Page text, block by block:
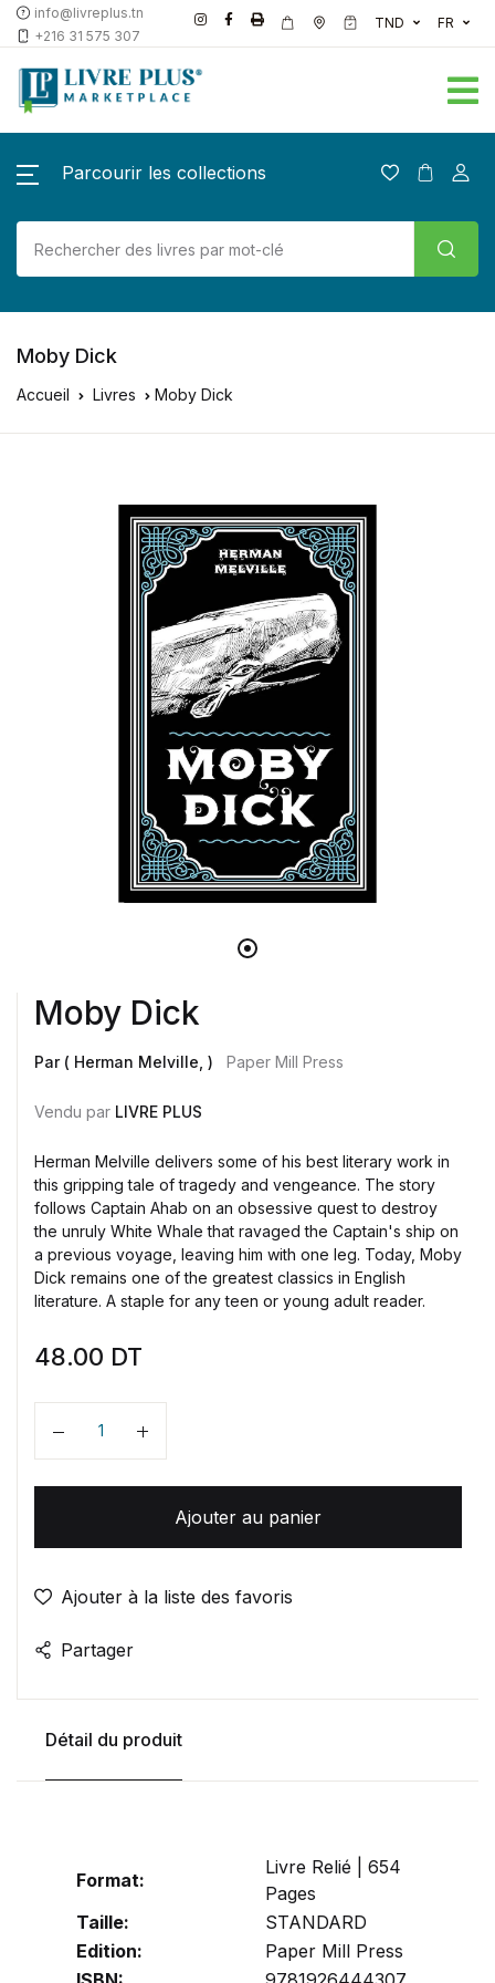
info@livreplus.tn
+216 31 575 307
TND FR
Parcourir les collections
Moby Dick
Accueil Livres Moby Dick
Moby Dick
Par ( Herman Melville, ) Paper Mill Press
Vendu par LIVRE PLUS
Herman Melville delivers some of his best literary work in
this gripping tale of tragedy and vengeance. The story
follows Captain Ahab on an obsessive quest to destroy
the unruly White Whale that ravaged the Captain's ship on
a previous voyage, leaving him with one leg. Today, Moby
Dick remains one of the greatest classics in English
literature. A staple for any teen or young adult reader.
48.00 DT
Quantité
Ajouter au panier
Ajouter à la liste des favoris
Partager
Détail du produit
Format:
Livre Relié | 654
Pages
Taille:
STANDARD
Edition:
Paper Mill Press